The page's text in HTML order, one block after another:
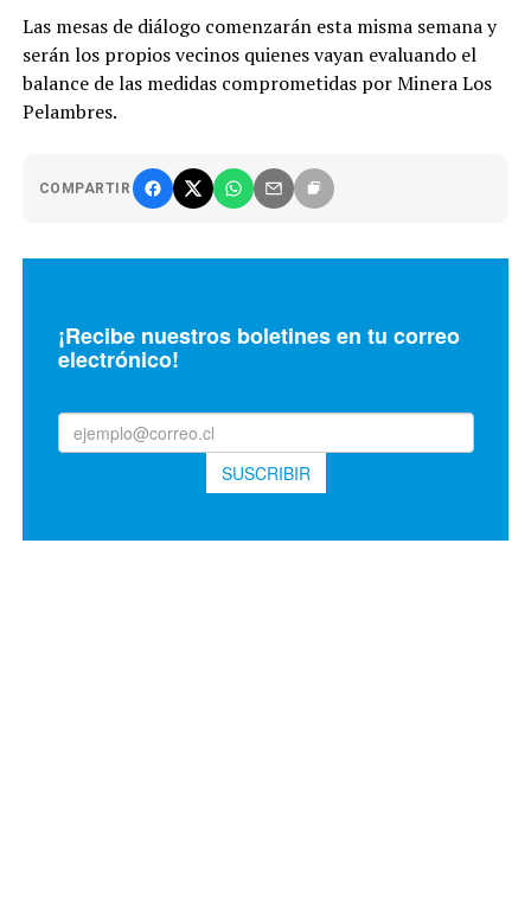
Las mesas de diálogo comenzarán esta misma semana y
serán los propios vecinos quienes vayan evaluando el
balance de las medidas comprometidas por Minera Los
Pelambres.
COMPARTIR